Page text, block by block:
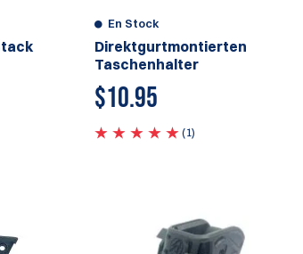
En Stock
Direktgurtmontierten
Taschenhalter
$10.95
(1)